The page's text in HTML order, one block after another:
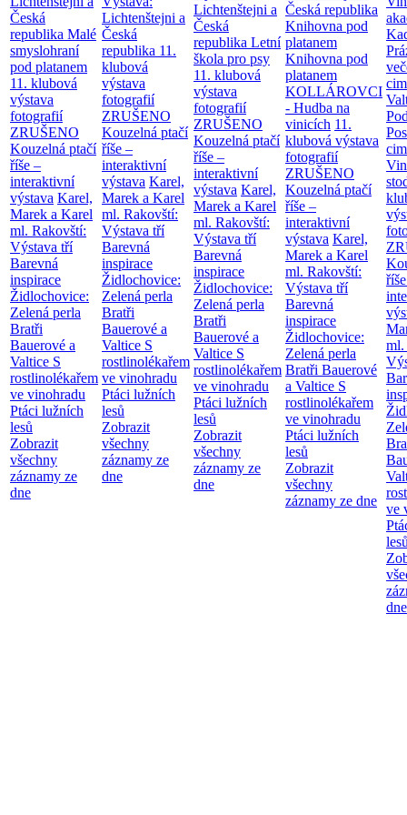
Česká
republika Malé
smyslohraní
pod platanem
11. klubová
výstava
fotografií
ZRUŠENO
Kouzelná ptačí
říše –
interaktivní
výstava Karel,
Marek a Karel
ml. Rakovští:
Výstava tří
Barevná
inspirace
Židlochovice:
Zelená perla
Bratři
Bauerové a
Valtice S
rostlinolékařem
ve vinohradu
Ptáci lužních
lesů
Zobrazit
všechny
záznamy ze
dne
Lichtenštejni a
Česká
republika 11.
klubová
výstava
fotografií
ZRUŠENO
Kouzelná ptačí
říše –
interaktivní
výstava Karel,
Marek a Karel
ml. Rakovští:
Výstava tří
Barevná
inspirace
Židlochovice:
Zelená perla
Bratři
Bauerové a
Valtice S
rostlinolékařem
ve vinohradu
Ptáci lužních
lesů
Zobrazit
všechny
záznamy ze
dne
Lichtenštejni a
Česká
republika Letní
škola pro psy
11. klubová
výstava
fotografií
ZRUŠENO
Kouzelná ptačí
říše –
interaktivní
výstava Karel,
Marek a Karel
ml. Rakovští:
Výstava tří
Barevná
inspirace
Židlochovice:
Zelená perla
Bratři
Bauerové a
Valtice S
rostlinolékařem
ve vinohradu
Ptáci lužních
lesů
Zobrazit
všechny
záznamy ze
dne
Česká republika
Knihovna pod
platanem
Knihovna pod
platanem
KOLLÁROVCI
- Hudba na
vinicích 11.
klubová výstava
fotografií
ZRUŠENO
Kouzelná ptačí
říše –
interaktivní
výstava Karel,
Marek a Karel
ml. Rakovští:
Výstava tří
Barevná
inspirace
Židlochovice:
Zelená perla
Bratři Bauerové
a Valtice S
rostlinolékařem
ve vinohradu
Ptáci lužních
lesů
Zobrazit
všechny
záznamy ze dne
ml.
ve
dne